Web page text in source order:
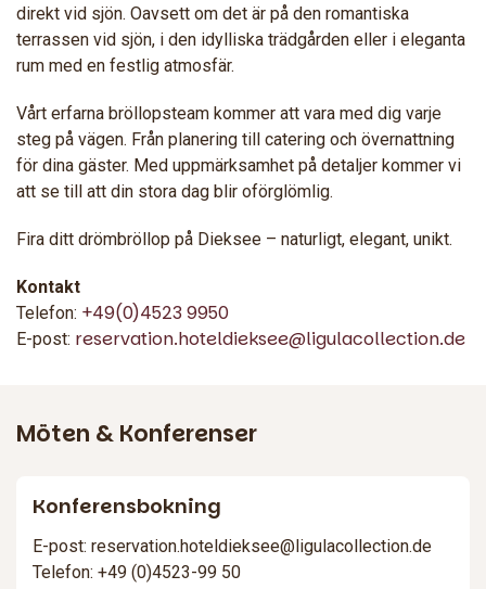
direkt vid sjön. Oavsett om det är på den romantiska
terrassen vid sjön, i den idylliska trädgården eller i eleganta
rum med en festlig atmosfär.
Vårt erfarna bröllopsteam kommer att vara med dig varje
steg på vägen. Från planering till catering och övernattning
för dina gäster. Med uppmärksamhet på detaljer kommer vi
att se till att din stora dag blir oförglömlig.
Fira ditt drömbröllop på Dieksee – naturligt, elegant, unikt.
Kontakt
Telefon: +49(0)4523 9950
E-post: reservation.hoteldieksee@ligulacollection.de
Möten & Konferenser
Konferensbokning
E-post: reservation.hoteldieksee@ligulacollection.de
Telefon: +49 (0)4523-99 50